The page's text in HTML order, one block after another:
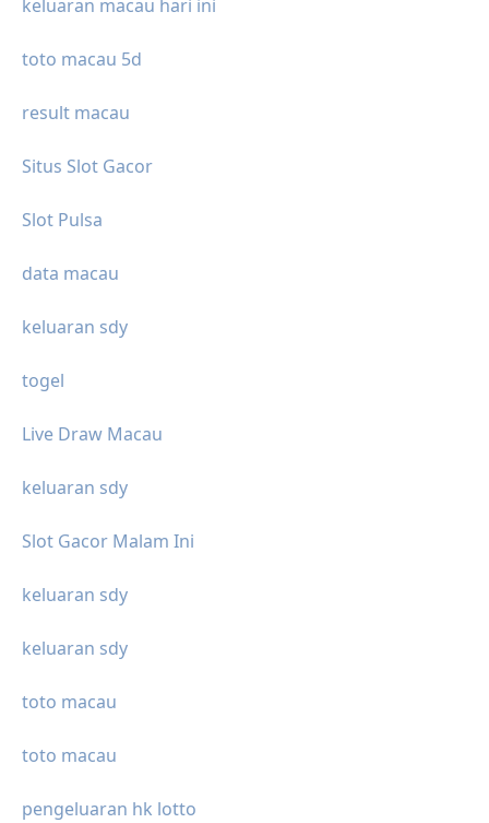
keluaran macau hari ini
toto macau 5d
result macau
Situs Slot Gacor
Slot Pulsa
data macau
keluaran sdy
togel
Live Draw Macau
keluaran sdy
Slot Gacor Malam Ini
keluaran sdy
keluaran sdy
toto macau
toto macau
pengeluaran hk lotto